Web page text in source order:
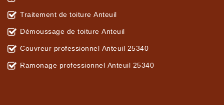
Traitement de toiture Anteuil
Démoussage de toiture Anteuil
Couvreur professionnel Anteuil 25340
Ramonage professionnel Anteuil 25340